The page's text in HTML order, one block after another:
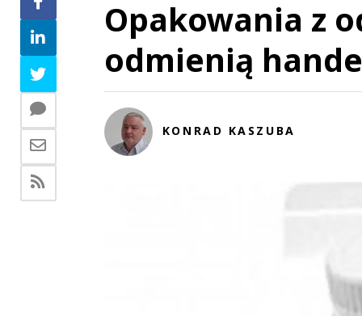
Opakowania z
odmienią
KONRAD KASZUBA